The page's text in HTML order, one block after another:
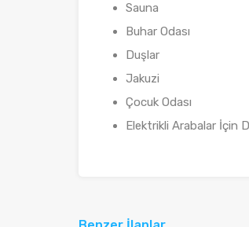
Sauna
Buhar Odası
Duşlar
Jakuzi
Çocuk Odası
Elektrikli Arabalar İçin